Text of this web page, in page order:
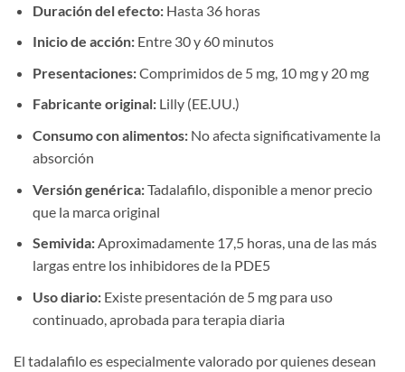
Duración del efecto:Hasta 36 horas
Inicio de acción:Entre 30 y 60 minutos
Presentaciones:Comprimidos de 5 mg, 10 mg y 20 mg
Fabricante original:Lilly (EE.UU.)
Consumo con alimentos:No afecta significativamente la
absorción
Versión genérica:Tadalafilo, disponible a menor precio
que la marca original
Semivida:Aproximadamente 17,5 horas, una de las más
largas entre los inhibidores de la PDE5
Uso diario:Existe presentación de 5 mg para uso
continuado, aprobada para terapia diaria
El tadalafilo es especialmente valorado por quienes desean